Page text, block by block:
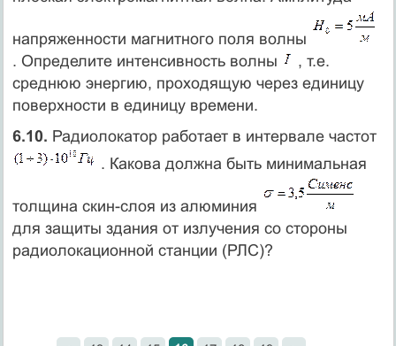
напряженности магнитного поля волны
. Определите интенсивность волны
, т.е.
среднюю энергию, проходящую через единицу
поверхности в единицу времени.
6.10. Радиолокатор работает в интервале частот
. Какова должна быть минимальная
толщина скин-слоя из алюминия
для защиты здания от излучения со стороны
радиолокационной станции (РЛС)?